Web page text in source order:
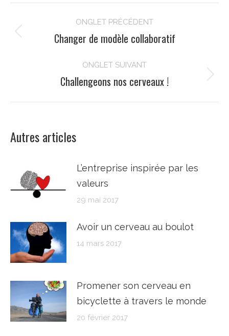
Navigation
de
commentaire
ONGLET PRÉCÉDENT
Onglet
Changer de modèle collaboratif
ONGLET SUIVANT
Onglet
Challengeons nos cerveaux !
Autres articles
L’entreprise inspirée par les
valeurs
29 mai 2017
Avoir un cerveau au boulot
14 mars 2017
Promener son cerveau en
bicyclette à travers le monde
20 février 2017